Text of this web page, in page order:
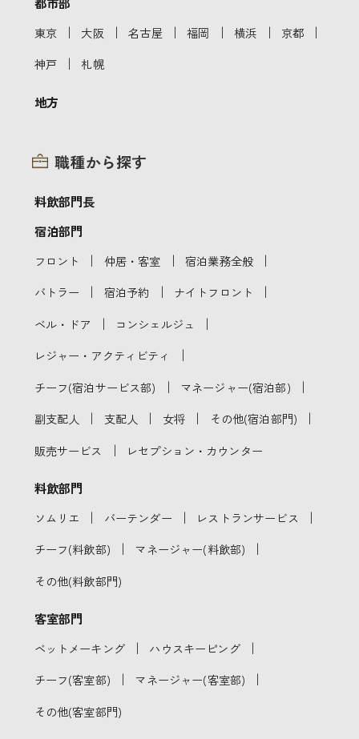
東京 ｜ 大阪 ｜ 名古屋 ｜ 福岡 ｜ 横浜 ｜ 京都 ｜
神戸 ｜ 札幌
地方
職種から探す
料飲部門長
宿泊部門
フロント ｜ 仲居・客室 ｜ 宿泊業務全般 ｜
バトラー ｜ 宿泊予約 ｜ ナイトフロント ｜
ベル・ドア ｜ コンシェルジュ ｜
レジャー・アクティビティ ｜
チーフ(宿泊サービス部) ｜ マネージャー(宿泊部) ｜
副支配人 ｜ 支配人 ｜ 女将 ｜ その他(宿泊部門) ｜
販売サービス ｜ レセプション・カウンター
料飲部門
ソムリエ ｜ バーテンダー ｜ レストランサービス ｜
チーフ(料飲部) ｜ マネージャー(料飲部) ｜
その他(料飲部門)
客室部門
ベットメーキング ｜ ハウスキーピング ｜
チーフ(客室部) ｜ マネージャー(客室部) ｜
その他(客室部門)